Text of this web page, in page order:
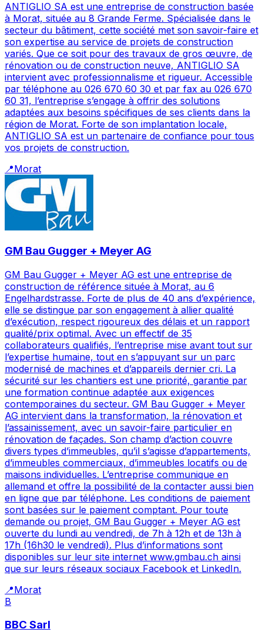
ANTIGLIO SA est une entreprise de construction basée
à Morat, située au 8 Grande Ferme. Spécialisée dans le
secteur du bâtiment, cette société met son savoir-faire et
son expertise au service de projets de construction
variés. Que ce soit pour des travaux de gros œuvre, de
rénovation ou de construction neuve, ANTIGLIO SA
intervient avec professionnalisme et rigueur. Accessible
par téléphone au 026 670 60 30 et par fax au 026 670
60 31, l’entreprise s’engage à offrir des solutions
adaptées aux besoins spécifiques de ses clients dans la
région de Morat. Forte de son implantation locale,
ANTIGLIO SA est un partenaire de confiance pour tous
vos projets de construction.
📍Morat
GM Bau Gugger + Meyer AG
GM Bau Gugger + Meyer AG est une entreprise de
construction de référence située à Morat, au 6
Engelhardstrasse. Forte de plus de 40 ans d’expérience,
elle se distingue par son engagement à allier qualité
d’exécution, respect rigoureux des délais et un rapport
qualité/prix optimal. Avec un effectif de 35
collaborateurs qualifiés, l’entreprise mise avant tout sur
l’expertise humaine, tout en s’appuyant sur un parc
modernisé de machines et d’appareils dernier cri. La
sécurité sur les chantiers est une priorité, garantie par
une formation continue adaptée aux exigences
contemporaines du secteur. GM Bau Gugger + Meyer
AG intervient dans la transformation, la rénovation et
l’assainissement, avec un savoir-faire particulier en
rénovation de façades. Son champ d’action couvre
divers types d’immeubles, qu’il s’agisse d’appartements,
d’immeubles commerciaux, d’immeubles locatifs ou de
maisons individuelles. L’entreprise communique en
allemand et offre la possibilité de la contacter aussi bien
en ligne que par téléphone. Les conditions de paiement
sont basées sur le paiement comptant. Pour toute
demande ou projet, GM Bau Gugger + Meyer AG est
ouverte du lundi au vendredi, de 7h à 12h et de 13h à
17h (16h30 le vendredi). Plus d’informations sont
disponibles sur leur site internet www.gmbau.ch ainsi
que sur leurs réseaux sociaux Facebook et LinkedIn.
📍Morat
B
BBC Sarl